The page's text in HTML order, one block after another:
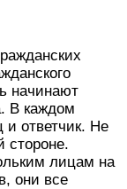
начинают
В каждом
ответчик. Не
стороне.
лицам на
они все